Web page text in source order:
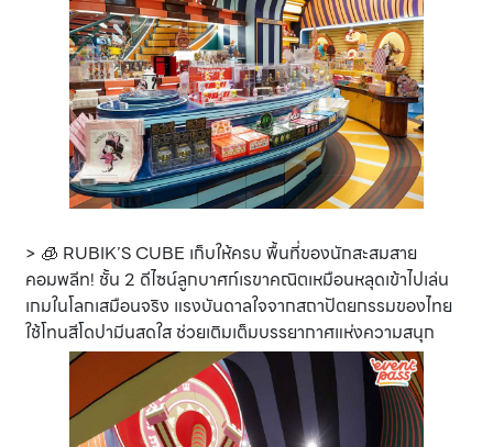
> 🧊 RUBIK’S CUBE เก็บให้ครบ พื้นที่ของนักสะสมสาย
คอมพลีท! ชั้น 2 ดีไซน์ลูกบาศก์เรขาคณิตเหมือนหลุดเข้าไปเล่น
เกมในโลกเสมือนจริง แรงบันดาลใจจากสถาปัตยกรรมของไทย
ใช้โทนสีโดปามีนสดใส ช่วยเติมเต็มบรรยากาศแห่งความสนุก